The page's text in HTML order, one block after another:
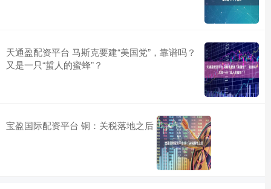
天通盈配资平台 马斯克要建“美国党”，靠谱吗？
又是一只“蜇人的蜜蜂”？
宝盈国际配资平台 铜：关税落地之后